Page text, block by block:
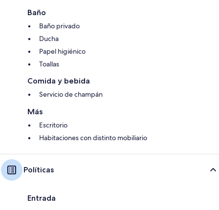
Baño
Baño privado
Ducha
Papel higiénico
Toallas
Comida y bebida
Servicio de champán
Más
Escritorio
Habitaciones con distinto mobiliario
Políticas
Entrada